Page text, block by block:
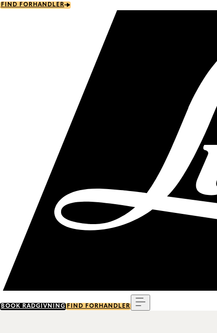
Skip
FIND FORHANDLER
BOOK RÅDGIVNING FIND FORHANDLER